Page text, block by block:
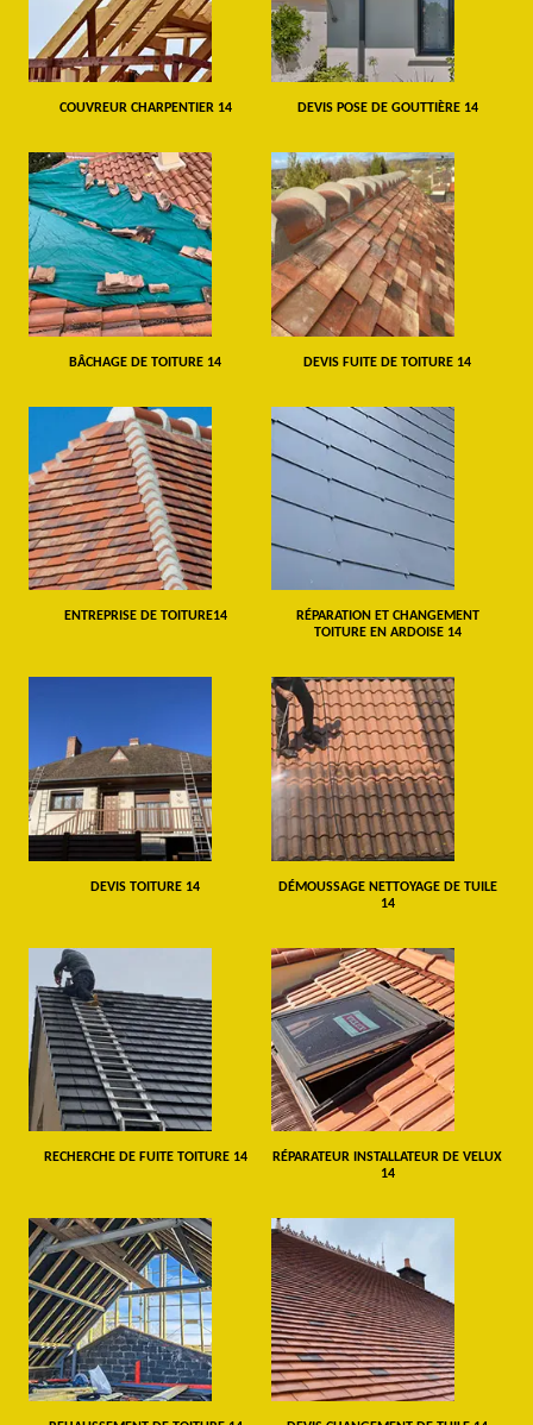
COUVREUR CHARPENTIER 14 DEVIS POSE DE GOUTTIÈRE 14
BÂCHAGE DE TOITURE 14 DEVIS FUITE DE TOITURE 14
ENTREPRISE DE TOITURE14
RÉPARATION ET CHANGEMENT
TOITURE EN ARDOISE 14
DEVIS TOITURE 14
DÉMOUSSAGE NETTOYAGE DE TUILE
14
RECHERCHE DE FUITE TOITURE 14
RÉPARATEUR INSTALLATEUR DE VELUX
14